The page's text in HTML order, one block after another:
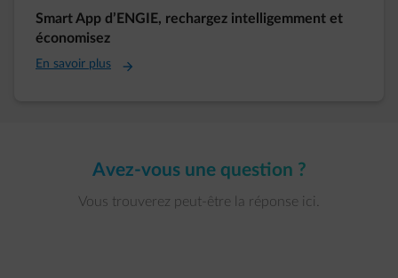
Smart App d’ENGIE, rechargez intelligemment et
économisez
En savoir plus
Avez-vous une question ?
Vous trouverez peut-être la réponse ici.